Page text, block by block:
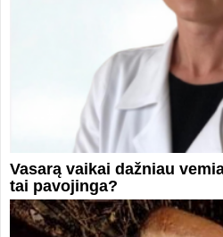
Vasarą vaikai dažniau
tai pavojinga?